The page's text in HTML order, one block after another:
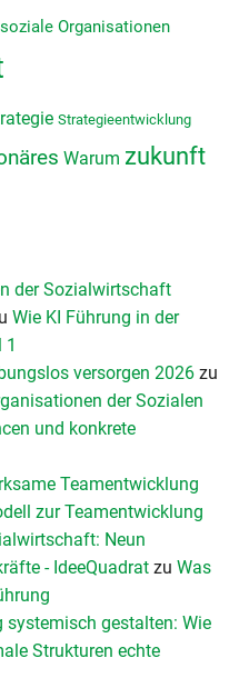
soziale Organisationen
Strategieentwicklung
Warum zukunft
der Sozialwirtschaft
Wie KI Führung in der
1
versorgen 2026 zu
der Sozialen
und konkrete
Teamentwicklung
zur Teamentwicklung
Neun
- IdeeQuadrat zu Was
gestalten: Wie
Strukturen echte